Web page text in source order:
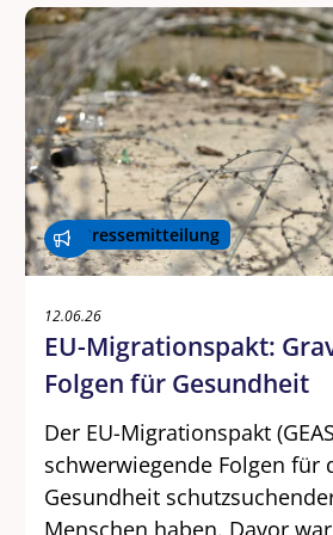
Pressemitteilung
12.06.26
EU-Migrationspakt:
Folgen für Gesundheit
Der EU-Migrationspakt
schwerwiegende Folgen für
Gesundheit
Menschen haben. Davor